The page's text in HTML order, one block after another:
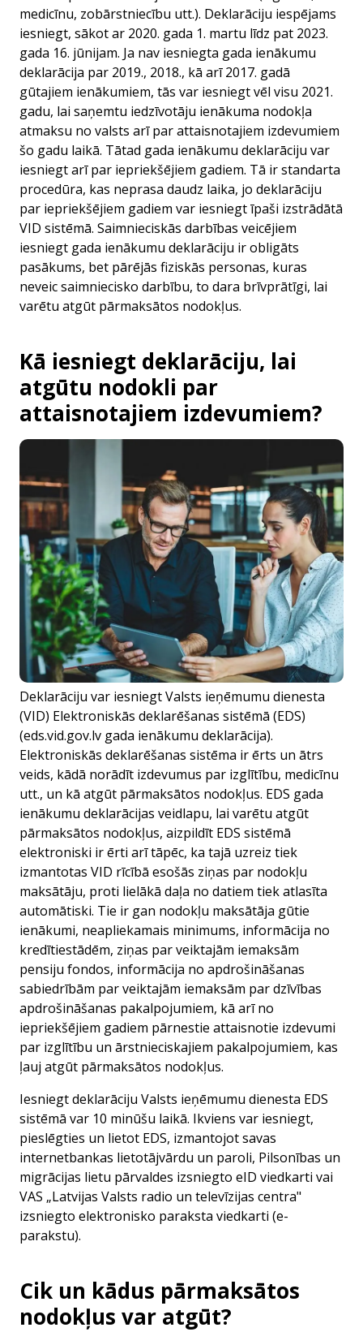
medicīnu, zobārstniecību utt.). Deklarāciju iespējams
iesniegt, sākot ar 2020. gada 1. martu līdz pat 2023.
gada 16. jūnijam. Ja nav iesniegta gada ienākumu
deklarācija par 2019., 2018., kā arī 2017. gadā
gūtajiem ienākumiem, tās var iesniegt vēl visu 2021.
gadu, lai saņemtu iedzīvotāju ienākuma nodokļa
atmaksu no valsts arī par attaisnotajiem izdevumiem
šo gadu laikā. Tātad gada ienākumu deklarāciju var
iesniegt arī par iepriekšējiem gadiem. Tā ir standarta
procedūra, kas neprasa daudz laika, jo deklarāciju
par iepriekšējiem gadiem var iesniegt īpaši izstrādātā
VID sistēmā. Saimnieciskās darbības veicējiem
iesniegt gada ienākumu deklarāciju ir obligāts
pasākums, bet pārējās fiziskās personas, kuras
neveic saimniecisko darbību, to dara brīvprātīgi, lai
varētu atgūt pārmaksātos nodokļus.
Kā iesniegt deklarāciju, lai
atgūtu nodokli par
attaisnotajiem izdevumiem?
Deklarāciju var iesniegt Valsts ieņēmumu dienesta
(VID) Elektroniskās deklarēšanas sistēmā (EDS)
(eds.vid.gov.lv gada ienākumu deklarācija).
Elektroniskās deklarēšanas sistēma ir ērts un ātrs
veids, kādā norādīt izdevumus par izglītību, medicīnu
utt., un kā atgūt pārmaksātos nodokļus. EDS gada
ienākumu deklarācijas veidlapu, lai varētu atgūt
pārmaksātos nodokļus, aizpildīt EDS sistēmā
elektroniski ir ērti arī tāpēc, ka tajā uzreiz tiek
izmantotas VID rīcībā esošās ziņas par nodokļu
maksātāju, proti lielākā daļa no datiem tiek atlasīta
automātiski. Tie ir gan nodokļu maksātāja gūtie
ienākumi, neapliekamais minimums, informācija no
kredītiestādēm, ziņas par veiktajām iemaksām
pensiju fondos, informācija no apdrošināšanas
sabiedrībām par veiktajām iemaksām par dzīvības
apdrošināšanas pakalpojumiem, kā arī no
iepriekšējiem gadiem pārnestie attaisnotie izdevumi
par izglītību un ārstnieciskajiem pakalpojumiem, kas
ļauj atgūt pārmaksātos nodokļus.
Iesniegt deklarāciju Valsts ieņēmumu dienesta EDS
sistēmā var 10 minūšu laikā. Ikviens var iesniegt,
pieslēgties un lietot EDS, izmantojot savas
internetbankas lietotājvārdu un paroli, Pilsonības un
migrācijas lietu pārvaldes izsniegto eID viedkarti vai
VAS „Latvijas Valsts radio un televīzijas centra"
izsniegto elektronisko paraksta viedkarti (e-
parakstu).
Cik un kādus pārmaksātos
nodokļus var atgūt?